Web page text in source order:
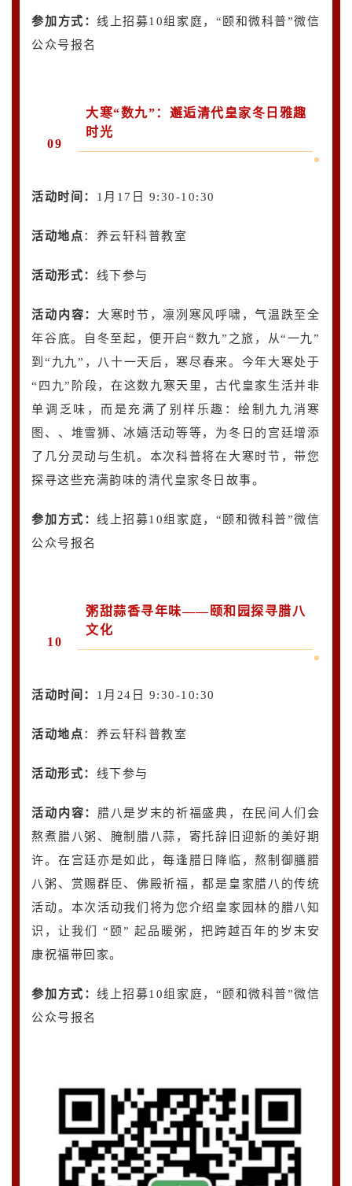
参加方式： 线上招募10组家庭，“颐和微科普”微信
公众号报名
09
大寒“数九”：邂逅清代皇家冬日雅趣
时光
活动时间： 1月17日 9:30-10:30
活动地点：养云轩科普教室
活动形式： 线下参与
活动内容： 大寒时节，凛冽寒风呼啸，气温跌至全
年谷底。自冬至起，便开启“数九”之旅，从“一九”
到“九九”，八十一天后，寒尽春来。今年大寒处于
“四九”阶段，在这数九寒天里，古代皇家生活并非
单调乏味，而是充满了别样乐趣：绘制九九消寒
图、、堆雪狮、冰嬉活动等等，为冬日的宫廷增添
了几分灵动与生机。本次科普将在大寒时节，带您
探寻这些充满韵味的清代皇家冬日故事。
参加方式： 线上招募10组家庭，“颐和微科普”微信
公众号报名
10
粥甜蒜香寻年味——颐和园探寻腊八
文化
活动时间： 1月24日 9:30-10:30
活动地点：养云轩科普教室
活动形式： 线下参与
活动内容： 腊八是岁末的祈福盛典，在民间人们会
熬煮腊八粥、腌制腊八蒜，寄托辞旧迎新的美好期
许。在宫廷亦是如此，每逢腊日降临，熬制御膳腊
八粥、赏赐群臣、佛殿祈福，都是皇家腊八的传统
活动。本次活动我们将为您介绍皇家园林的腊八知
识，让我们 “颐” 起品暖粥，把跨越百年的岁末安
康祝福带回家。
参加方式： 线上招募10组家庭，“颐和微科普”微信
公众号报名